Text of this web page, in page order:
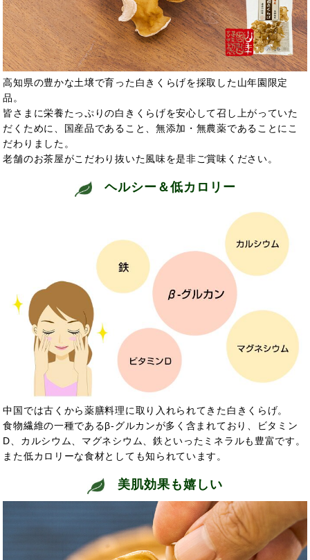
高知県の豊かな土壌で育った白きくらげを採取した山年園限定
品。
皆さまに栄養たっぷりの白きくらげを安心して召し上がっていた
だくために、国産品であること、無添加・無農薬であることにこ
だわりました。
老舗のお茶屋がこだわり抜いた風味を是非ご賞味ください。
ヘルシー＆低カロリー
中国では古くから薬膳料理に取り入れられてきた白きくらげ。
食物繊維の一種であるβ-グルカンが多く含まれており、ビタミン
D、カルシウム、マグネシウム、鉄といったミネラルも豊富です。
また低カロリーな食材としても知られています。
美肌効果も嬉しい